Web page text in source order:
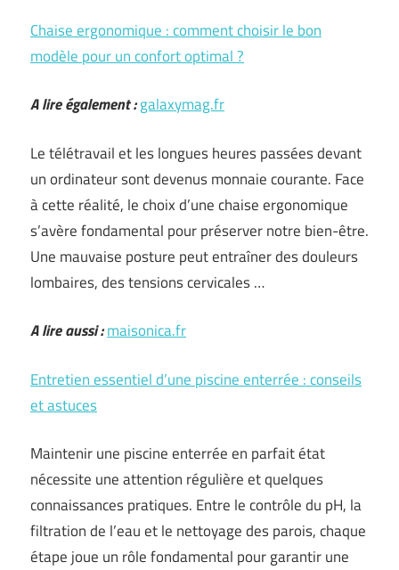
Chaise ergonomique : comment choisir le bon
modèle pour un confort optimal ?
A lire également :galaxymag.fr
Le télétravail et les longues heures passées devant
un ordinateur sont devenus monnaie courante. Face
à cette réalité, le choix d’une chaise ergonomique
s’avère fondamental pour préserver notre bien-être.
Une mauvaise posture peut entraîner des douleurs
lombaires, des tensions cervicales …
A lire aussi :maisonica.fr
Entretien essentiel d’une piscine enterrée : conseils
et astuces
Maintenir une piscine enterrée en parfait état
nécessite une attention régulière et quelques
connaissances pratiques. Entre le contrôle du pH, la
filtration de l’eau et le nettoyage des parois, chaque
étape joue un rôle fondamental pour garantir une